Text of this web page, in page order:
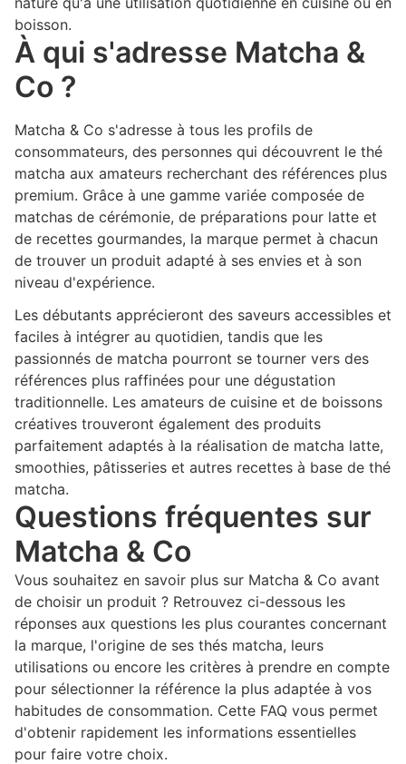
boisson.
À qui s'adresse Matcha &
Co ?
Matcha & Co s'adresse à tous les profils de
consommateurs, des personnes qui découvrent le thé
matcha aux amateurs recherchant des références plus
premium. Grâce à une gamme variée composée de
matchas de cérémonie, de préparations pour latte et
de recettes gourmandes, la marque permet à chacun
de trouver un produit adapté à ses envies et à son
niveau d'expérience.
Les débutants apprécieront des saveurs accessibles et
faciles à intégrer au quotidien, tandis que les
passionnés de matcha pourront se tourner vers des
références plus raffinées pour une dégustation
traditionnelle. Les amateurs de cuisine et de boissons
créatives trouveront également des produits
parfaitement adaptés à la réalisation de matcha latte,
smoothies, pâtisseries et autres recettes à base de thé
matcha.
Questions fréquentes sur
Matcha & Co
Vous souhaitez en savoir plus sur Matcha & Co avant
de choisir un produit ? Retrouvez ci-dessous les
réponses aux questions les plus courantes concernant
la marque, l'origine de ses thés matcha, leurs
utilisations ou encore les critères à prendre en compte
pour sélectionner la référence la plus adaptée à vos
habitudes de consommation. Cette FAQ vous permet
d'obtenir rapidement les informations essentielles
pour faire votre choix.